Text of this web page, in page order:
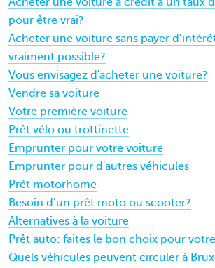
pour être vrai?
Acheter une voiture sans payer
vraiment possible?
Vous envisagez d'acheter une voiture?
Vendre sa voiture
Votre première voiture
Prêt vélo ou trottinette
Emprunter pour votre voiture
Emprunter pour d'autres véhicules
Prêt motorhome
Besoin d’un prêt moto ou scooter?
Alternatives à la voiture
Prêt auto: faites le bon choix pour
Quels véhicules peuvent circuler à